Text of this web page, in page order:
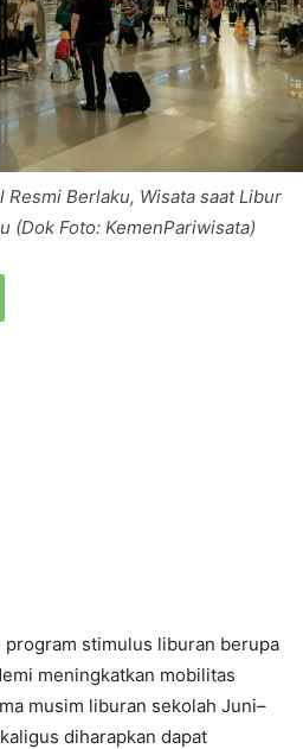
Berlaku, Wisata saat Libur
(Dok Foto: KemenPariwisata)
stimulus liburan berupa
meningkatkan mobilitas
musim liburan sekolah Juni–
diharapkan dapat